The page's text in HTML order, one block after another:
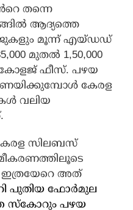
തന്നെ
ആദ്യത്തെ
മൂന്ന് എയ്‌ഡഡ്
മുതൽ 1,50,000
ഫീസ്. പഴയ
കേരള
വലിയ
സിലബസ്
ഇത്രയേറെ അത്
പുതിയ ഫോർമുല
സ്കോറും പഴയ